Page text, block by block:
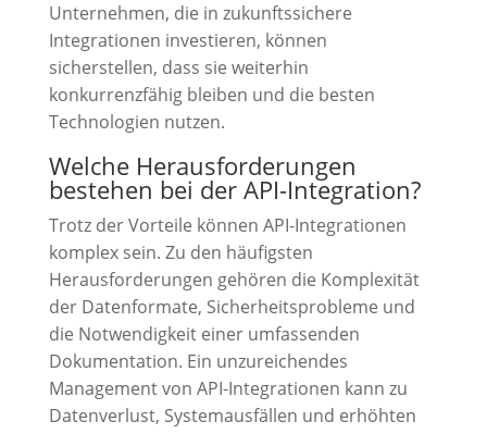
Unternehmen, die in zukunftssichere
Integrationen investieren, können
sicherstellen, dass sie weiterhin
konkurrenzfähig bleiben und die besten
Technologien nutzen.
Welche Herausforderungen
bestehen bei der API-Integration?
Trotz der Vorteile können API-Integrationen
komplex sein. Zu den häufigsten
Herausforderungen gehören die Komplexität
der Datenformate, Sicherheitsprobleme und
die Notwendigkeit einer umfassenden
Dokumentation. Ein unzureichendes
Management von API-Integrationen kann zu
Datenverlust, Systemausfällen und erhöhten